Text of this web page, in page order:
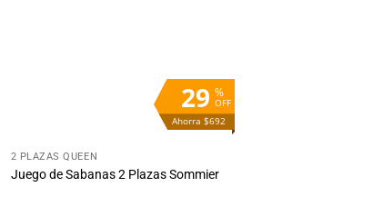
%
OFF
29
Ahorra $692
2 PLAZAS QUEEN
Juego de Sabanas 2 Plazas Sommier